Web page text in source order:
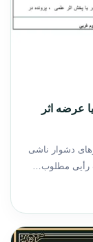
یا پخش یا عرضه اثر
دشوار ناشی
مطلوب…